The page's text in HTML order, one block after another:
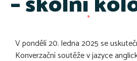
V pondělí 20. ledna 2025 se
Konverzační soutěže v jazyce